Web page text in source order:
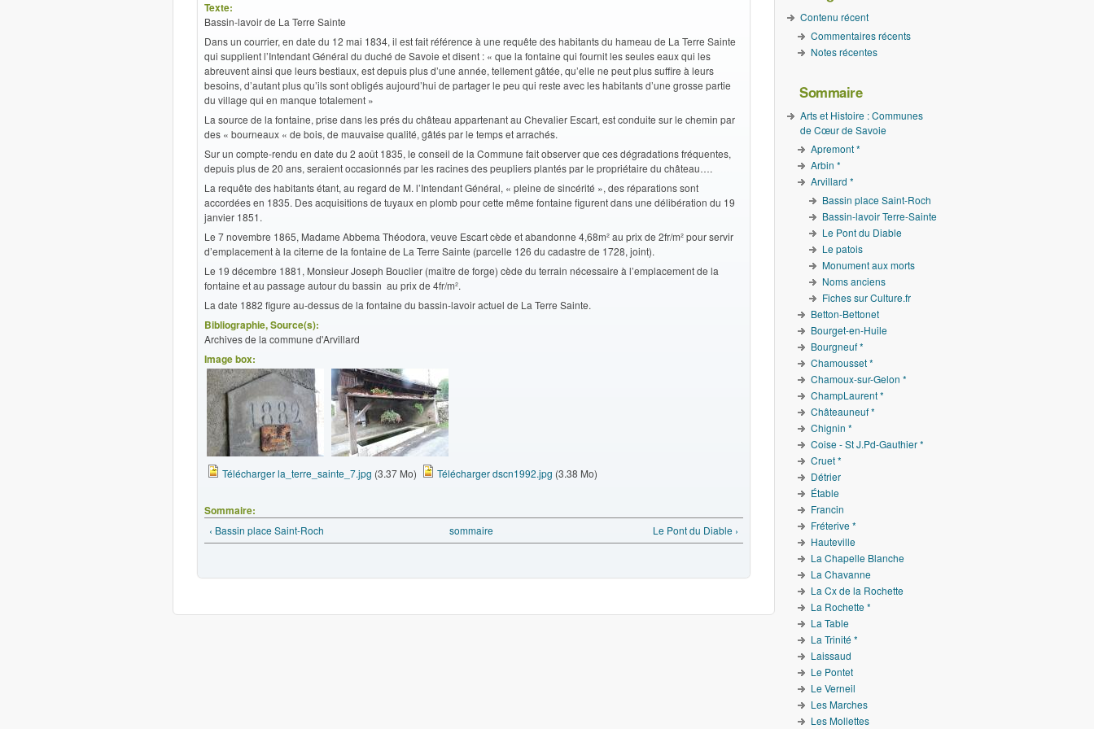
Texte:
Bassin-lavoir de La Terre Sainte
Dans un courrier, en date du 12 mai 1834, il est fait référence à une requête des habitants du hameau de La Terre Sainte
qui supplient l’Intendant Général du duché de Savoie et disent : « que la fontaine qui fournit les seules eaux qui les
abreuvent ainsi que leurs bestiaux, est depuis plus d’une année, tellement gâtée, qu’elle ne peut plus suffire à leurs
besoins, d’autant plus qu’ils sont obligés aujourd’hui de partager le peu qui reste avec les habitants d’une grosse partie
du village qui en manque totalement »
La source de la fontaine, prise dans les prés du château appartenant au Chevalier Escart, est conduite sur le chemin par
des « bourneaux « de bois, de mauvaise qualité, gâtés par le temps et arrachés.
Sur un compte-rendu en date du 2 août 1835, le conseil de la Commune fait observer que ces dégradations fréquentes,
depuis plus de 20 ans, seraient occasionnés par les racines des peupliers plantés par le propriétaire du château….
La requête des habitants étant, au regard de M. l’Intendant Général, « pleine de sincérité », des réparations sont
accordées en 1835. Des acquisitions de tuyaux en plomb pour cette même fontaine figurent dans une délibération du 19
janvier 1851.
Le 7 novembre 1865, Madame Abbema Théodora, veuve Escart cède et abandonne 4,68m² au prix de 2fr/m² pour servir
d’emplacement à la citerne de la fontaine de La Terre Sainte (parcelle 126 du cadastre de 1728, joint).
Le 19 décembre 1881, Monsieur Joseph Bouclier (maître de forge) cède du terrain nécessaire à l’emplacement de la
fontaine et au passage autour du bassin au prix de 4fr/m².
La date 1882 figure au-dessus de la fontaine du bassin-lavoir actuel de La Terre Sainte.
Bibliographie, Source(s):
Archives de la commune d'Arvillard
Image box:
Télécharger la_terre_sainte_7.jpg (3.37 Mo) Télécharger dscn1992.jpg (3.38 Mo)
Sommaire:
‹ Bassin place Saint-Roch sommaire Le Pont du Diable ›
Contenu récent
Commentaires récents
Notes récentes
Sommaire
Arts et Histoire : Communes
de Cœur de Savoie
Apremont *
Arbin *
Arvillard *
Bassin place Saint-Roch
Bassin-lavoir Terre-Sainte
Le Pont du Diable
Le patois
Monument aux morts
Noms anciens
Fiches sur Culture.fr
Betton-Bettonet
Bourget-en-Huile
Bourgneuf *
Chamousset *
Chamoux-sur-Gelon *
ChampLaurent *
Châteauneuf *
Chignin *
Coise - St J.Pd-Gauthier *
Cruet *
Détrier
Étable
Francin
Fréterive *
Hauteville
La Chapelle Blanche
La Chavanne
La Cx de la Rochette
La Rochette *
La Table
La Trinité *
Laissaud
Le Pontet
Le Verneil
Les Marches
Les Mollettes